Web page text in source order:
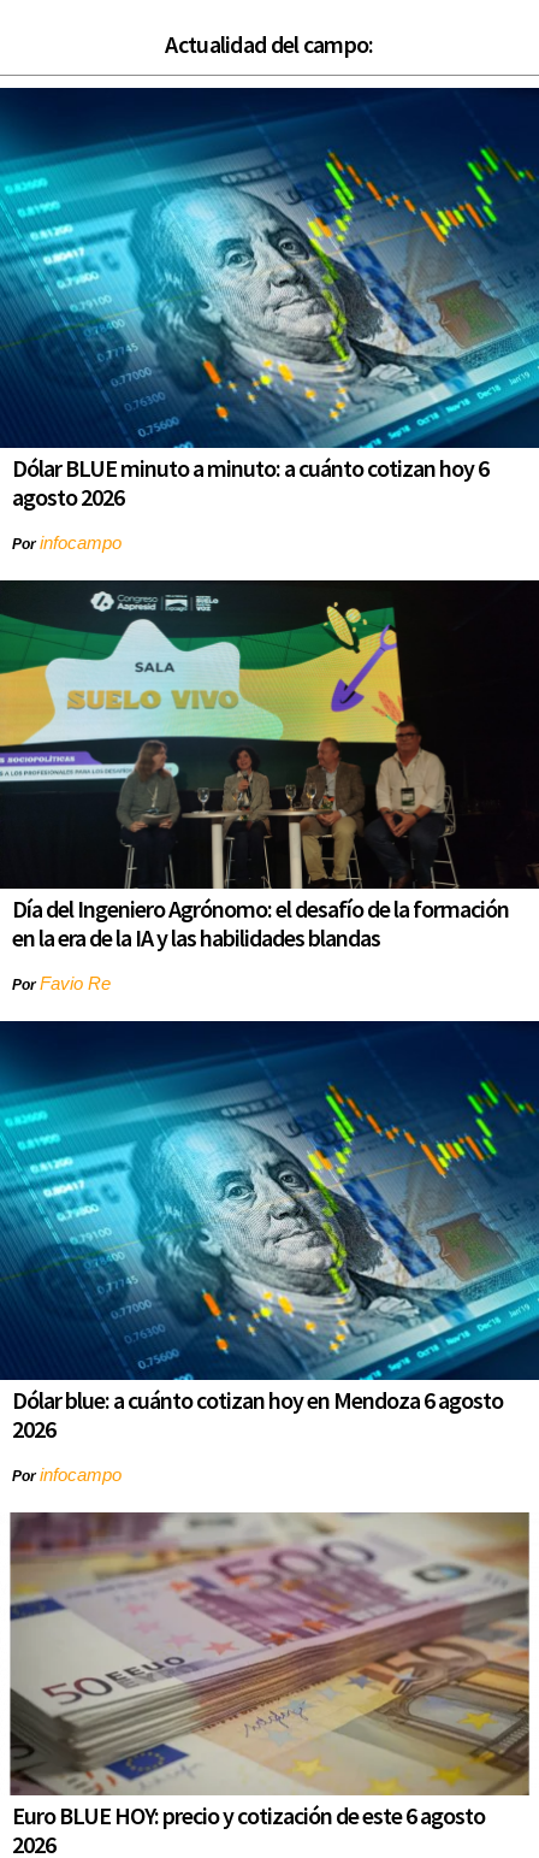
Actualidad del campo:
Dólar BLUE minuto a minuto: a cuánto cotizan hoy 6
agosto 2026
Porinfocampo
Día del Ingeniero Agrónomo: el desafío de la formación
en la era de la IA y las habilidades blandas
PorFavio Re
Dólar blue: a cuánto cotizan hoy en Mendoza 6 agosto
2026
Porinfocampo
Euro BLUE HOY: precio y cotización de este 6 agosto
2026